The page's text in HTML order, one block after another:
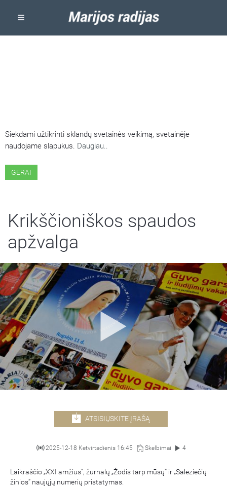
Siekdami užtikrinti sklandų svetainės veikimą, svetainėje
naudojame slapukus. Daugiau..
GERAI
Krikščioniškos spaudos
apžvalga
ATSISIŲSKITE ĮRAŠĄ
2025-12-18 Ketvirtadienis 16:45 Skelbimai 4
Laikraščio „XXI amžius“, žurnalų „Žodis tarp mūsų“ ir „Saleziečių
žinios“ naujųjų numerių pristatymas.